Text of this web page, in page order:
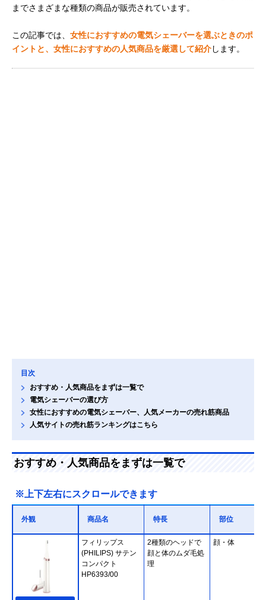
までさまざまな種類の商品が販売されています。
この記事では、 女性におすすめの電気シェーバーを選ぶときのポ
イントと、女性におすすめの人気商品を厳選して紹介します。
目次
おすすめ・人気商品をまずは一覧で
電気シェーバーの選び方
女性におすすめの電気シェーバー、人気メーカーの売れ筋商品
人気サイトの売れ筋ランキングはこちら
おすすめ・人気商品をまずは一覧で
※上下左右にスクロールできます
外観 商品名 特長 部位
フィリップス
(PHILIPS) サテン
コンパクト
HP6393/00
2種類のヘッドで
顔と体のムダ毛処
理
顔・体